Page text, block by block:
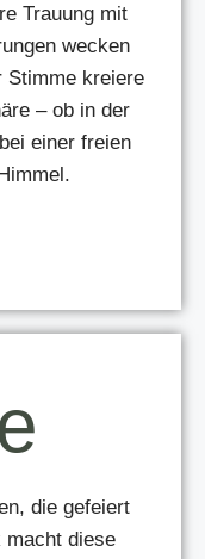
Trauung mit
wecken
Stimme kreiere
– ob in der
einer freien
die gefeiert
macht diese